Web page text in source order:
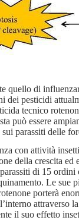
quello di
pesticidi
tecnico
può essere
parassiti delle
con attività
della crescita
di 15
Le sue
porterà
attraverso
il suo effetto